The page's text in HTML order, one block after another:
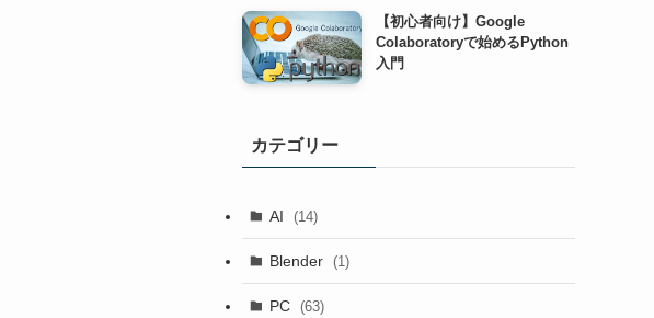
【初心者向け】Google
Colaboratoryで始めるPython
入門
カテゴリー
AI (14)
Blender (1)
PC (63)